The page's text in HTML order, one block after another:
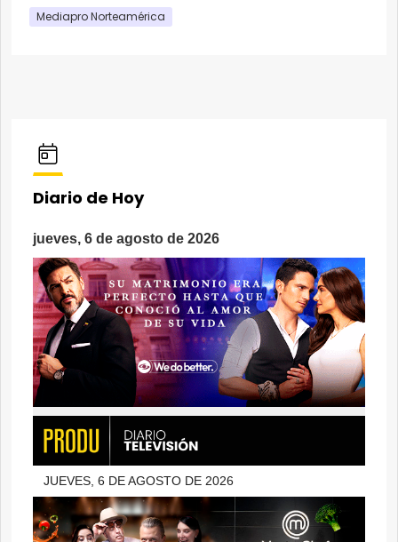
Mediapro Norteamérica
Diario de Hoy
jueves, 6 de agosto de 2026